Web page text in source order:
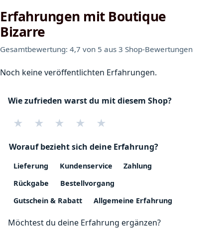
Erfahrungen mit Boutique
Bizarre
Gesamtbewertung: 4,7 von 5 aus 3 Shop-Bewertungen
Noch keine veröffentlichten Erfahrungen.
Wie zufrieden warst du mit diesem Shop?
★ ★ ★ ★ ★
Worauf bezieht sich deine Erfahrung?
Lieferung Kundenservice
Zahlung
Rückgabe
Bestellvorgang
Gutschein & Rabatt
Allgemeine Erfahrung
Möchtest du deine Erfahrung ergänzen?